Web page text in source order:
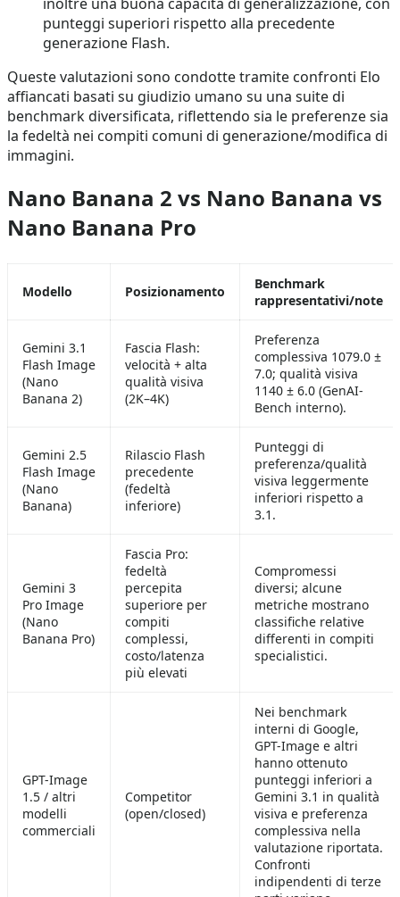
punteggi superiori rispetto alla precedente
generazione Flash.
Queste valutazioni sono condotte tramite confronti Elo
affiancati basati su giudizio umano su una suite di
benchmark diversificata, riflettendo sia le preferenze sia
la fedeltà nei compiti comuni di generazione/modifica di
immagini.
Nano Banana 2 vs Nano Banana vs
Nano Banana Pro
Modello Posizionamento
Benchmark
rappresentativi/note
Gemini 3.1
Flash Image
(Nano
Banana 2)
Fascia Flash:
velocità + alta
qualità visiva
(2K–4K)
Preferenza
complessiva 1079.0 ±
7.0; qualità visiva
1140 ± 6.0 (GenAI-
Bench interno).
Gemini 2.5
Flash Image
(Nano
Banana)
Rilascio Flash
precedente
(fedeltà
inferiore)
Punteggi di
preferenza/qualità
visiva leggermente
inferiori rispetto a
3.1.
Gemini 3
Pro Image
(Nano
Banana Pro)
Fascia Pro:
fedeltà
percepita
superiore per
compiti
complessi,
costo/latenza
più elevati
Compromessi
diversi; alcune
metriche mostrano
classifiche relative
differenti in compiti
specialistici.
GPT-Image
1.5 / altri
modelli
commerciali
Competitor
(open/closed)
Nei benchmark
interni di Google,
GPT-Image e altri
hanno ottenuto
punteggi inferiori a
Gemini 3.1 in qualità
visiva e preferenza
complessiva nella
valutazione riportata.
Confronti
indipendenti di terze